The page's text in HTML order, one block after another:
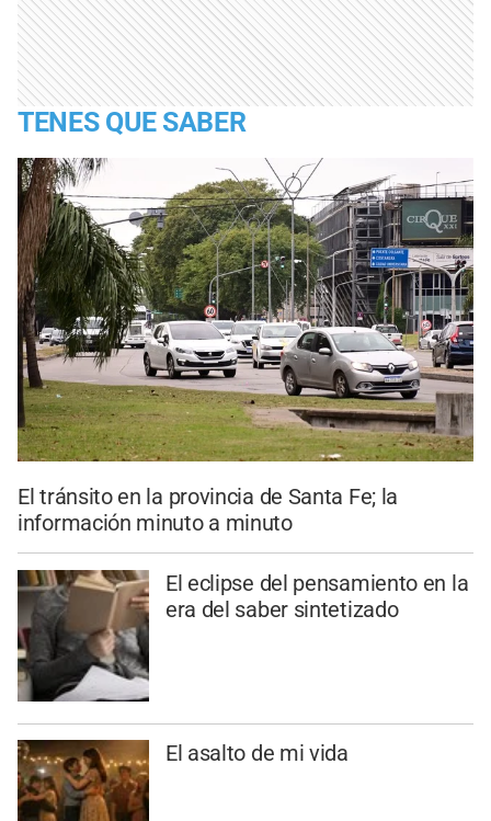
TENES QUE SABER
El tránsito en la provincia de Santa Fe; la
información minuto a minuto
El eclipse del pensamiento en la
era del saber sintetizado
El asalto de mi vida